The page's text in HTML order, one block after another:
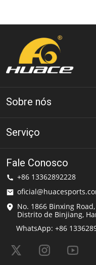
Sobre nós
Sobre Huace
Solução
Serviço
política de Privacidade
Termos de uso
Serviço de entrega
perguntas frequentes
Fale Conosco
+86 13362892228
No. 1866 Binxing
Distrito de Binjiang,
WhatsApp: +86